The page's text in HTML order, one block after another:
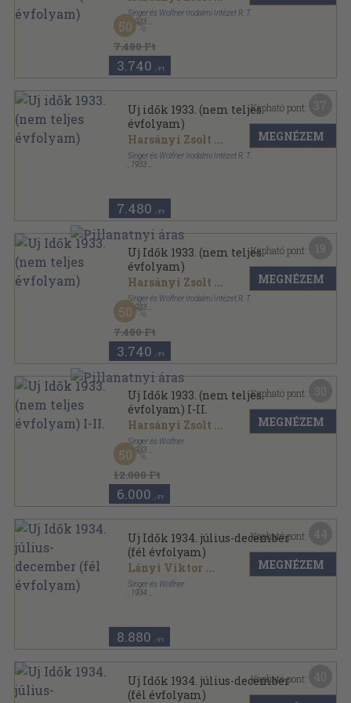
Singer és Wolfner Irodalmi Intézet R. T.
, 1933
Könyvkötői kötés
Uj Idők sorozat
7.480 Ft
50
3.740 ,-Ft
Uj idők 1933. (nem teljes
évfolyam)
Harsányi Zsolt ...
Singer és Wolfner Irodalmi Intézet R. T.
1933
7.480 ,-Ft
Kapható pont:
MEGNÉZEM
Uj Idők 1933. (nem teljes
évfolyam)
Harsányi Zsolt ...
Singer és Wolfner Irodalmi Intézet R. T.
, 1933
Könyvkötői kötés
Uj Idők sorozat
7.480 Ft
50
3.740 ,-Ft
Kapható pont:
MEGNÉZEM
Uj Idők 1933. (nem teljes
évfolyam) I-II.
Harsányi Zsolt ...
Singer és Wolfner
, 1933
Könyvkötői kötés
Uj Idők sorozat
12.000 Ft
50
6.000 ,-Ft
Kapható pont:
MEGNÉZEM
Uj Idők 1934. július-december
(fél évfolyam)
Lányi Viktor ...
Singer és Wolfner
1934
8.880 ,-Ft
Kapható pont:
MEGNÉZEM
Uj Idők 1934. július-december
(fél évfolyam)
Kapható pont: